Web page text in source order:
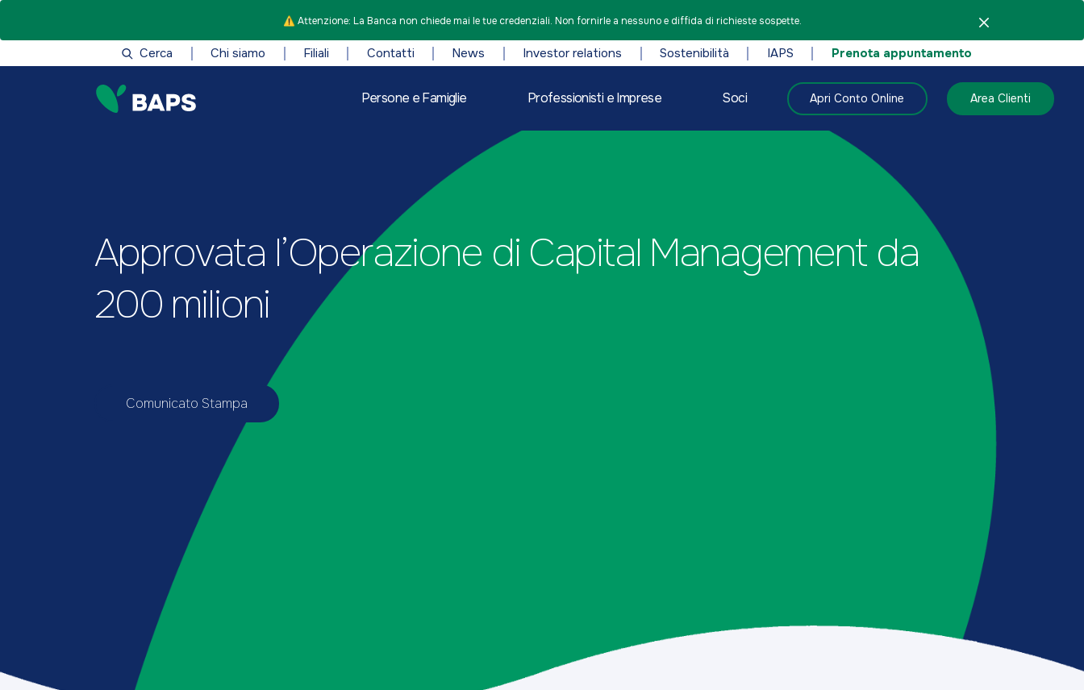
⚠️ Attenzione: La Banca non chiede mai le tue credenziali. Non fornirle a nessuno e diffida di richieste sospette.
Cerca Chi siamo Filiali Contatti News Investor relations Sostenibilità IAPS Prenota appuntamento
Persone e Famiglie Professionisti e Imprese Soci Apri Conto Online Area Clienti
Approvata l’Operazione di Capital Management da
200 milioni
Comunicato Stampa